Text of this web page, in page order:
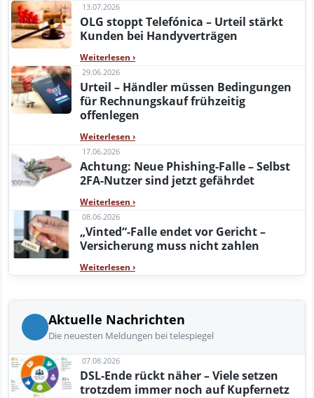
13.07.2026
OLG stoppt Telefónica – Urteil stärkt
Kunden bei Handyverträgen
Weiterlesen ›
29.06.2026
Urteil – Händler müssen Bedingungen
für Rechnungskauf frühzeitig
offenlegen
Weiterlesen ›
17.06.2026
Achtung: Neue Phishing-Falle – Selbst
2FA-Nutzer sind jetzt gefährdet
Weiterlesen ›
08.06.2026
„Vinted“-Falle endet vor Gericht –
Versicherung muss nicht zahlen
Weiterlesen ›
Aktuelle Nachrichten
Die neuesten Meldungen bei telespiegel
07.08.2026
DSL-Ende rückt näher – Viele setzen
trotzdem immer noch auf Kupfernetz